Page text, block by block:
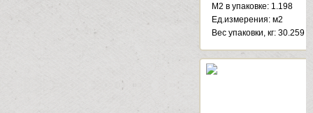
М2 в упаковке: 1.198
Ед.измерения: м2
Веc упаковки, кг: 30.259